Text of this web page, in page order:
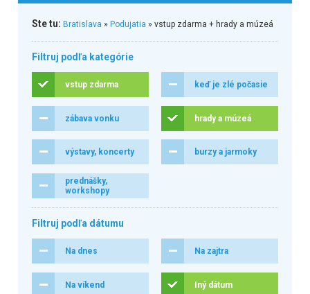
Ste tu: Bratislava » Podujatia » vstup zdarma + hrady a múzeá
Filtruj podľa kategórie
vstup zdarma keď je zlé počasie
zábava vonku hrady a múzeá
výstavy, koncerty burzy a jarmoky
prednášky,
workshopy
Filtruj podľa dátumu
Na dnes Na zajtra
Na víkend Iný dátum